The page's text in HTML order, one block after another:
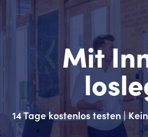
Mit
14 Tage kostenlos testen |